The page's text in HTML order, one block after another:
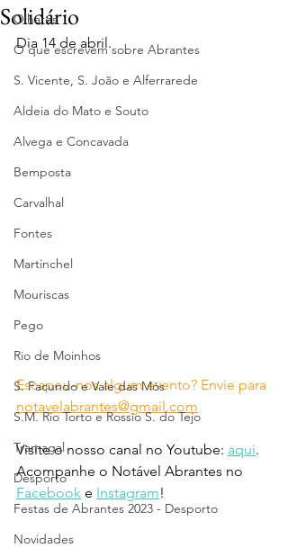
Olhares
O que escrevem sobre Abrantes
S. Vicente, S. João e Alferrarede
Aldeia do Mato e Souto
Alvega e Concavada
Bemposta
Carvalhal
Fontes
Martinchel
Mouriscas
Pego
Rio de Moinhos
S. Facundo e Vale das Mós
S.M. Rio Torto e Rossio S. do Tejo
Tramagal
Desporto
Festas de Abrantes 2023 - Desporto
Novidades
Solidário
Dia 14 de abril.
Escapou-nos algum evento? Envie para
notavelabrantes@gmail.com
Visite o nosso canal no Youtube: aqui.
Acompanhe o Notável Abrantes no
Facebook e Instagram!